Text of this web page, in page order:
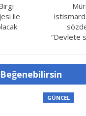
ile
“Devlete
GÜNCEL